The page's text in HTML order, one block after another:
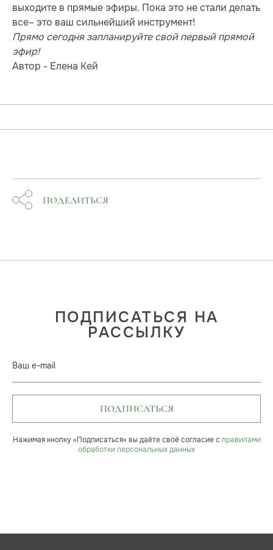
выходите в прямые эфиры. Пока это не стали делать
все– это ваш сильнейший инструмент!
Прямо сегодня запланируйте свой первый прямой
эфир!
Автор - Елена Кей
ПОДЕЛИТЬСЯ
ПОДПИСАТЬСЯ НА
РАССЫЛКУ
Ваш e-mail
ПОДПИСАТЬСЯ
Нажимая кнопку «Подписаться» вы даёте своё согласие с правилами
обработки персональных данных